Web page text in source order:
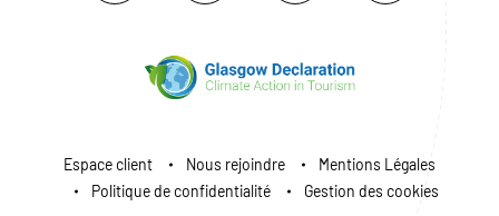
Espace client Nous rejoindre
Mentions Légales
Politique de confidentialité
Gestion des cookies